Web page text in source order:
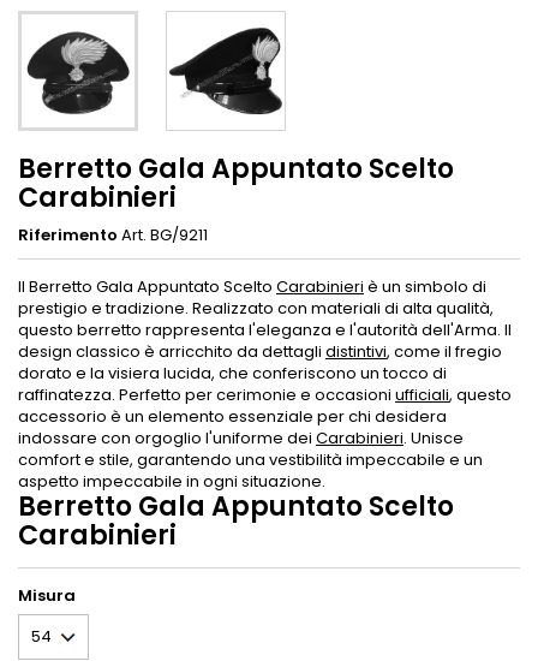
Berretto Gala Appuntato Scelto
Carabinieri
Riferimento Art. BG/9211
Il Berretto Gala Appuntato Scelto Carabinieri è un simbolo di
prestigio e tradizione. Realizzato con materiali di alta qualità,
questo berretto rappresenta l'eleganza e l'autorità dell'Arma. Il
design classico è arricchito da dettagli distintivi, come il fregio
dorato e la visiera lucida, che conferiscono un tocco di
raffinatezza. Perfetto per cerimonie e occasioni ufficiali, questo
accessorio è un elemento essenziale per chi desidera
indossare con orgoglio l'uniforme dei Carabinieri. Unisce
comfort e stile, garantendo una vestibilità impeccabile e un
aspetto impeccabile in ogni situazione.
Berretto Gala Appuntato Scelto
Carabinieri
Misura